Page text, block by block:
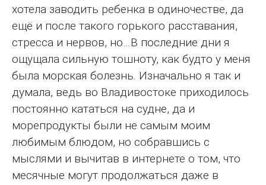
хотела заводить ребенка в одиночестве, да
ещё и после такого горького расставания,
стресса и нервов, но…В последние дни я
ощущала сильную тошноту, как будто у меня
была морская болезнь. Изначально я так и
думала, ведь во Владивостоке приходилось
постоянно кататься на судне, да и
морепродукты были не самым моим
любимым блюдом, но собравшись с
мыслями и вычитав в интернете о том, что
месячные могут продолжаться даже в